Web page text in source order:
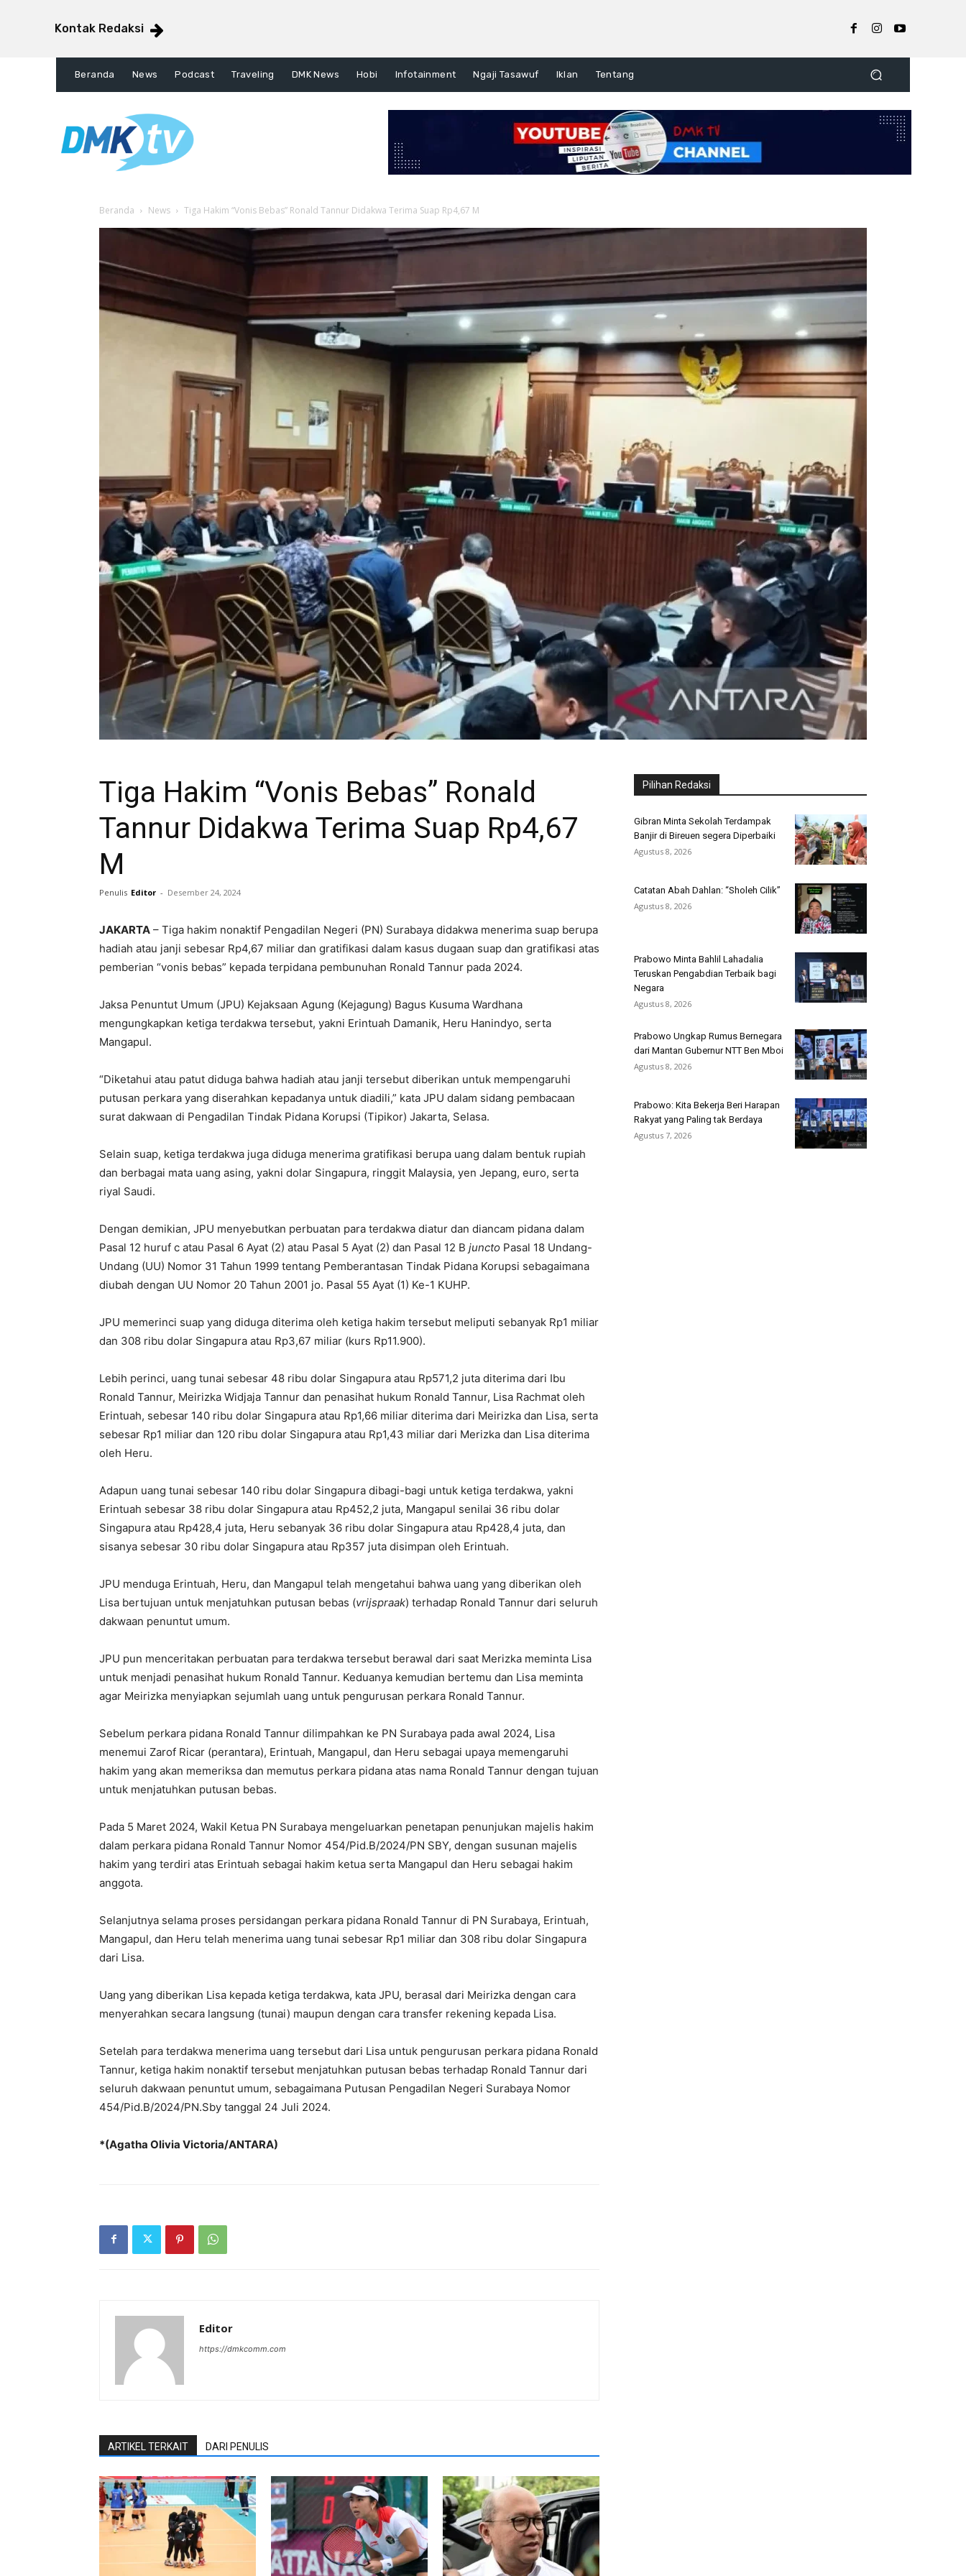
Kontak Redaksi
Beranda News Podcast Traveling DMK News Hobi Infotainment Ngaji Tasawuf Iklan Tentang
Beranda News Tiga Hakim “Vonis Bebas” Ronald Tannur Didakwa Terima Suap Rp4,67 M
Tiga Hakim “Vonis Bebas” Ronald
Tannur Didakwa Terima Suap Rp4,67
M
Penulis Editor - Desember 24, 2024
JAKARTA – Tiga hakim nonaktif Pengadilan Negeri (PN) Surabaya didakwa menerima suap berupa
hadiah atau janji sebesar Rp4,67 miliar dan gratifikasi dalam kasus dugaan suap dan gratifikasi atas
pemberian “vonis bebas” kepada terpidana pembunuhan Ronald Tannur pada 2024.
Jaksa Penuntut Umum (JPU) Kejaksaan Agung (Kejagung) Bagus Kusuma Wardhana
mengungkapkan ketiga terdakwa tersebut, yakni Erintuah Damanik, Heru Hanindyo, serta
Mangapul.
“Diketahui atau patut diduga bahwa hadiah atau janji tersebut diberikan untuk mempengaruhi
putusan perkara yang diserahkan kepadanya untuk diadili,” kata JPU dalam sidang pembacaan
surat dakwaan di Pengadilan Tindak Pidana Korupsi (Tipikor) Jakarta, Selasa.
Selain suap, ketiga terdakwa juga diduga menerima gratifikasi berupa uang dalam bentuk rupiah
dan berbagai mata uang asing, yakni dolar Singapura, ringgit Malaysia, yen Jepang, euro, serta
riyal Saudi.
Dengan demikian, JPU menyebutkan perbuatan para terdakwa diatur dan diancam pidana dalam
Pasal 12 huruf c atau Pasal 6 Ayat (2) atau Pasal 5 Ayat (2) dan Pasal 12 B juncto Pasal 18 Undang-
Undang (UU) Nomor 31 Tahun 1999 tentang Pemberantasan Tindak Pidana Korupsi sebagaimana
diubah dengan UU Nomor 20 Tahun 2001 jo. Pasal 55 Ayat (1) Ke-1 KUHP.
JPU memerinci suap yang diduga diterima oleh ketiga hakim tersebut meliputi sebanyak Rp1 miliar
dan 308 ribu dolar Singapura atau Rp3,67 miliar (kurs Rp11.900).
Lebih perinci, uang tunai sebesar 48 ribu dolar Singapura atau Rp571,2 juta diterima dari Ibu
Ronald Tannur, Meirizka Widjaja Tannur dan penasihat hukum Ronald Tannur, Lisa Rachmat oleh
Erintuah, sebesar 140 ribu dolar Singapura atau Rp1,66 miliar diterima dari Meirizka dan Lisa, serta
sebesar Rp1 miliar dan 120 ribu dolar Singapura atau Rp1,43 miliar dari Merizka dan Lisa diterima
oleh Heru.
Adapun uang tunai sebesar 140 ribu dolar Singapura dibagi-bagi untuk ketiga terdakwa, yakni
Erintuah sebesar 38 ribu dolar Singapura atau Rp452,2 juta, Mangapul senilai 36 ribu dolar
Singapura atau Rp428,4 juta, Heru sebanyak 36 ribu dolar Singapura atau Rp428,4 juta, dan
sisanya sebesar 30 ribu dolar Singapura atau Rp357 juta disimpan oleh Erintuah.
JPU menduga Erintuah, Heru, dan Mangapul telah mengetahui bahwa uang yang diberikan oleh
Lisa bertujuan untuk menjatuhkan putusan bebas (vrijspraak) terhadap Ronald Tannur dari seluruh
dakwaan penuntut umum.
JPU pun menceritakan perbuatan para terdakwa tersebut berawal dari saat Merizka meminta Lisa
untuk menjadi penasihat hukum Ronald Tannur. Keduanya kemudian bertemu dan Lisa meminta
agar Meirizka menyiapkan sejumlah uang untuk pengurusan perkara Ronald Tannur.
Sebelum perkara pidana Ronald Tannur dilimpahkan ke PN Surabaya pada awal 2024, Lisa
menemui Zarof Ricar (perantara), Erintuah, Mangapul, dan Heru sebagai upaya memengaruhi
hakim yang akan memeriksa dan memutus perkara pidana atas nama Ronald Tannur dengan tujuan
untuk menjatuhkan putusan bebas.
Pada 5 Maret 2024, Wakil Ketua PN Surabaya mengeluarkan penetapan penunjukan majelis hakim
dalam perkara pidana Ronald Tannur Nomor 454/Pid.B/2024/PN SBY, dengan susunan majelis
hakim yang terdiri atas Erintuah sebagai hakim ketua serta Mangapul dan Heru sebagai hakim
anggota.
Selanjutnya selama proses persidangan perkara pidana Ronald Tannur di PN Surabaya, Erintuah,
Mangapul, dan Heru telah menerima uang tunai sebesar Rp1 miliar dan 308 ribu dolar Singapura
dari Lisa.
Uang yang diberikan Lisa kepada ketiga terdakwa, kata JPU, berasal dari Meirizka dengan cara
menyerahkan secara langsung (tunai) maupun dengan cara transfer rekening kepada Lisa.
Setelah para terdakwa menerima uang tersebut dari Lisa untuk pengurusan perkara pidana Ronald
Tannur, ketiga hakim nonaktif tersebut menjatuhkan putusan bebas terhadap Ronald Tannur dari
seluruh dakwaan penuntut umum, sebagaimana Putusan Pengadilan Negeri Surabaya Nomor
454/Pid.B/2024/PN.Sby tanggal 24 Juli 2024.
*(Agatha Olivia Victoria/ANTARA)
Editor
https://dmkcomm.com
ARTIKEL TERKAIT DARI PENULIS
Pilihan Redaksi
Gibran Minta Sekolah Terdampak
Banjir di Bireuen segera Diperbaiki
Agustus 8, 2026
Catatan Abah Dahlan: “Sholeh Cilik”
Agustus 8, 2026
Prabowo Minta Bahlil Lahadalia
Teruskan Pengabdian Terbaik bagi
Negara
Agustus 8, 2026
Prabowo Ungkap Rumus Bernegara
dari Mantan Gubernur NTT Ben Mboi
Agustus 8, 2026
Prabowo: Kita Bekerja Beri Harapan
Rakyat yang Paling tak Berdaya
Agustus 7, 2026